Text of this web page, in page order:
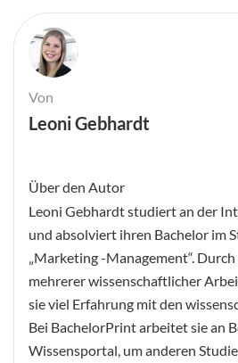
Von
Leoni Gebhardt
Über den Autor
Leoni Gebhardt studiert an der
und absolviert ihren Bachelor im
„Marketing -Management“.
mehrerer wissenschaftlicher
sie viel Erfahrung mit den
Bei BachelorPrint arbeitet sie an
Wissensportal, um anderen